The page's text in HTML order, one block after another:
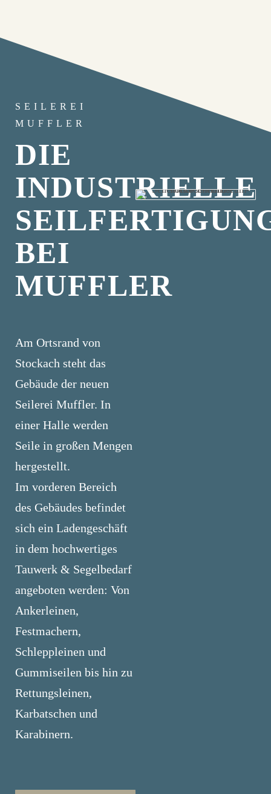
SEILEREI
MUFFLER
DIE
INDUSTRIELLE
BEI
MUFFLER
Am Ortsrand von
Stockach steht das
Gebäude der neuen
Seilerei Muffler. In
einer Halle werden
Seile in großen Mengen
hergestellt.
Im vorderen Bereich
des Gebäudes befindet
sich ein Ladengeschäft
in dem hochwertiges
Tauwerk & Segelbedarf
angeboten werden: Von
Ankerleinen,
Festmachern,
Schleppleinen und
Gummiseilen bis hin zu
Rettungsleinen,
Karbatschen und
Karabinern.